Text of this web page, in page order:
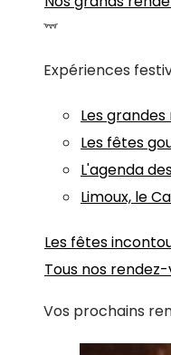
Expériences
Les
Les fêtes
L'agenda
Limoux, le
Les fêtes
Tous nos
Vos prochains